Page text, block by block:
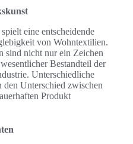
eine entscheidende
von Wohntextilien.
sind nicht nur ein Zeichen
Bestandteil der
Unterschiedliche
den Unterschied zwischen
Produkt